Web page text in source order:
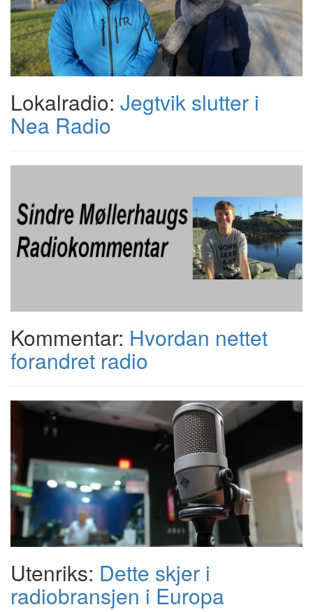
Lokalradio: Jegtvik slutter i
Nea Radio
Kommentar: Hvordan nettet
forandret radio
Utenriks: Dette skjer i
radiobransjen i Europa